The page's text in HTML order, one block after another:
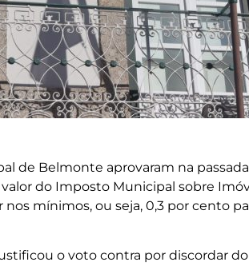
de Belmonte aprovaram na passada
do Imposto Municipal sobre
mínimos, ou seja, 0,3 por cento
o voto contra por discordar